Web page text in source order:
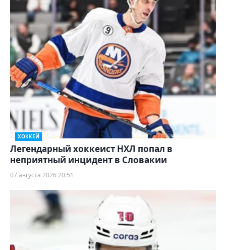
ХОККЕЙ
Легендарный хоккеист НХЛ попал в
неприятный инцидент в Словакии
07 августа 2026 20:51